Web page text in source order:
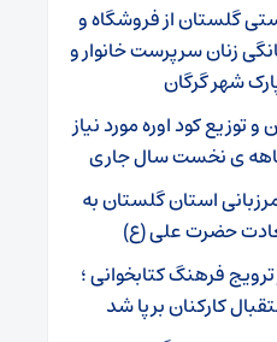
گلستان از فروشگاه و
زنان سرپرست خانوار و
شهر گرگان
و توزیع کود اوره مورد نیاز
ی نخست سال جاری
استان گلستان به
حضرت علی (ع)
فرهنگ کتابخوانی ؛
کارکنان برپا شد